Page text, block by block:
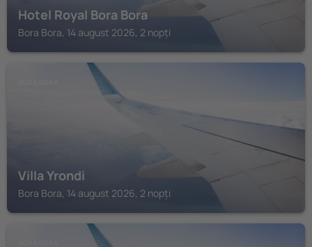
Hotel Royal Bora Bora
Bora Bora, 14 august 2026, 2 nopți
Villa Yrondi
Bora Bora, 14 august 2026, 2 nopți